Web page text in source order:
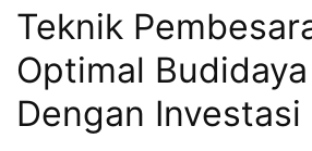
Teknik
Optimal
Dengan Investasi